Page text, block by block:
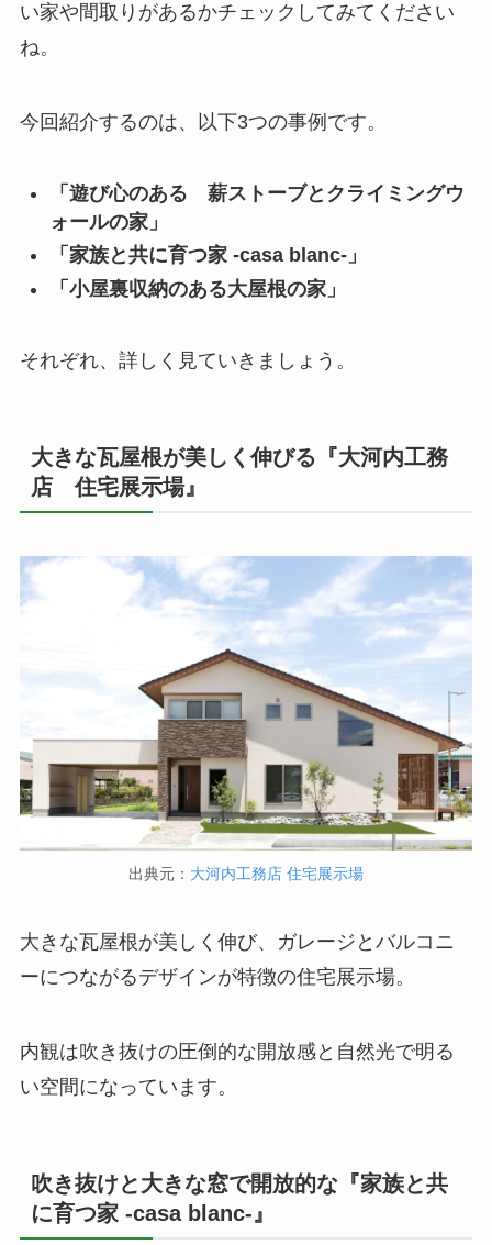
い家や間取りがあるかチェックしてみてください
ね。
今回紹介するのは、以下3つの事例です。
「遊び心のある 薪ストーブとクライミングウ
ォールの家」
「家族と共に育つ家 -casa blanc-」
「小屋裏収納のある大屋根の家」
それぞれ、詳しく見ていきましょう。
大きな瓦屋根が美しく伸びる『大河内工務
店 住宅展示場』
出典元： 大河内工務店 住宅展示場
大きな瓦屋根が美しく伸び、ガレージとバルコニ
ーにつながるデザインが特徴の住宅展示場。
内観は吹き抜けの圧倒的な開放感と自然光で明る
い空間になっています。
吹き抜けと大きな窓で開放的な『家族と共
に育つ家 -casa blanc-』